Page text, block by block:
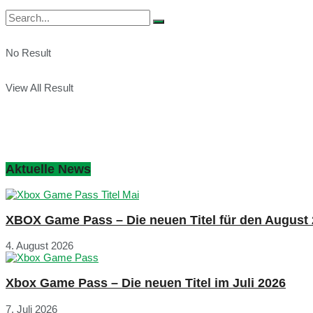
No Result
View All Result
Aktuelle News
XBOX Game Pass – Die neuen Titel für den August
4. August 2026
Xbox Game Pass – Die neuen Titel im Juli 2026
7. Juli 2026